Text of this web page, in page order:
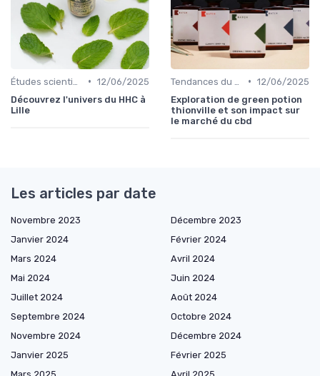
• 12/06/2025
Découvrez l'univers du HHC à
Lille
• 12/06/2025
Exploration de green potion
thionville et son impact sur
le marché du cbd
Les articles par date
Novembre 2023
Décembre 2023
Janvier 2024
Février 2024
Mars 2024
Avril 2024
Mai 2024
Juin 2024
Juillet 2024
Août 2024
Septembre 2024
Octobre 2024
Novembre 2024
Décembre 2024
Janvier 2025
Février 2025